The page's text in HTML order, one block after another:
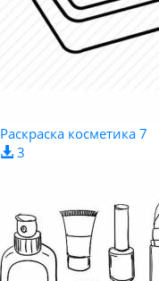
Раскраска косметика 7
3